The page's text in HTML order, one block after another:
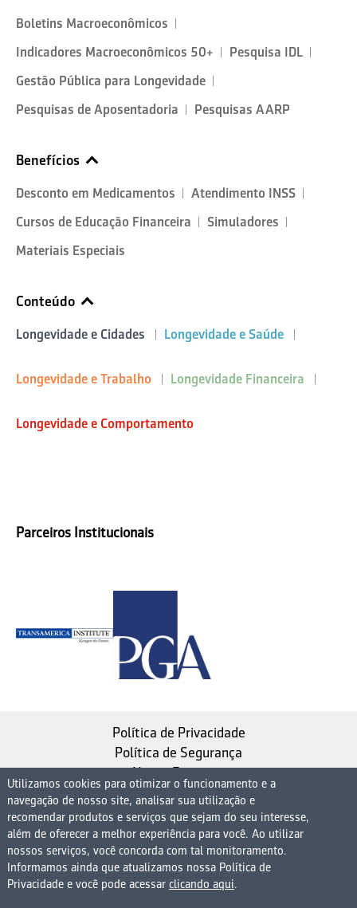
Boletins Macroeconômicos
Indicadores Macroeconômicos 50+
Pesquisa IDL
Gestão Pública para Longevidade
Pesquisas de Aposentadoria
Pesquisas AARP
Benefícios
Desconto em Medicamentos
Atendimento INSS
Cursos de Educação Financeira
Simuladores
Materiais Especiais
Conteúdo
Longevidade e Cidades Longevidade e Saúde
Longevidade e Trabalho Longevidade Financeira
Longevidade e Comportamento
Parceiros Institucionais
Política de Privacidade
Política de Segurança
Nosso Estatuto
Instituto de Longevidade MAG, uma empresa do
Grupo MAG
| CNPJ 08.474.765/0001-75
Avenida Presidente Juscelino Kubitschek, 1830, 15º
andar bloco 1 (parte), Condomínio Edifício São Luiz -
Utilizamos cookies para otimizar o funcionamento e a
navegação de nosso site, analisar sua utilização e
recomendar produtos e serviços que sejam do seu interesse,
além de oferecer a melhor experiência para você. Ao utilizar
nossos serviços, você concorda com tal monitoramento.
Informamos ainda que atualizamos nossa Política de
Privacidade e você pode acessar clicando aqui.